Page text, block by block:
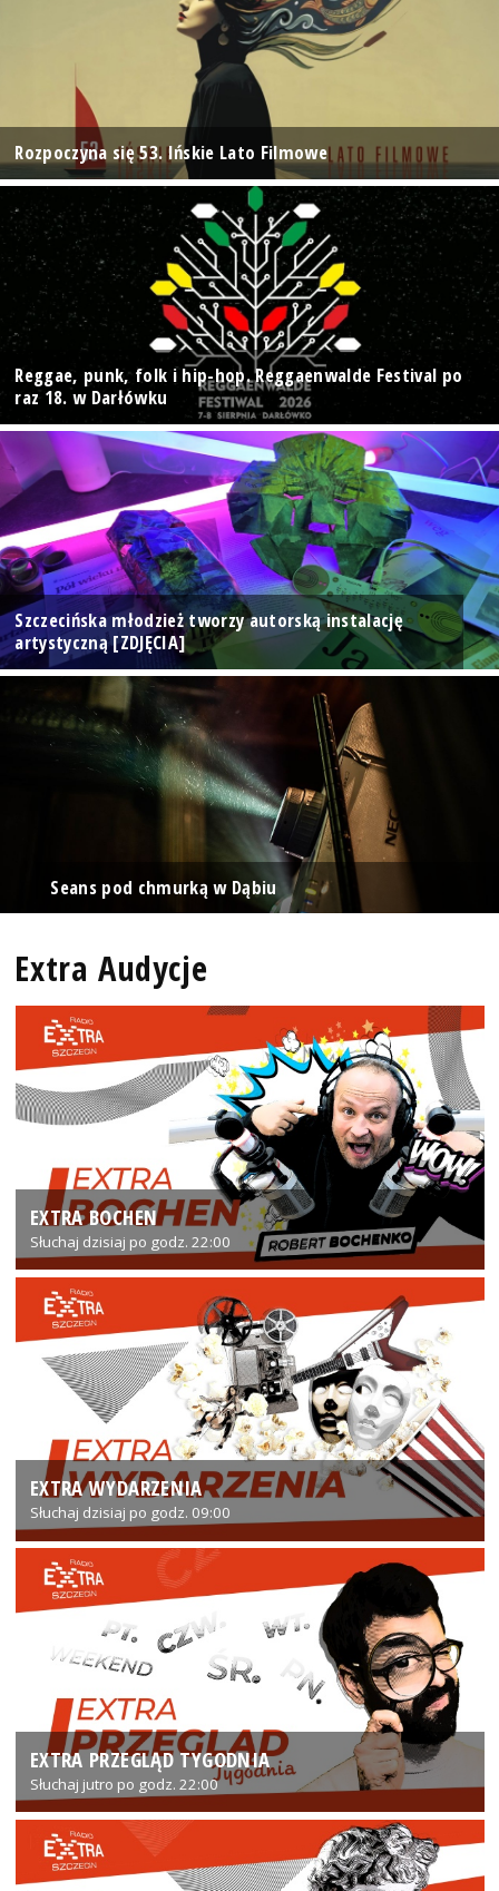
Rozpoczyna się 53. Ińskie Lato Filmowe
Reggae, punk, folk i hip-hop. Reggaenwalde Festival po
raz 18. w Darłówku
Szczecińska młodzież tworzy autorską instalację
artystyczną [ZDJĘCIA]
Seans pod chmurką w Dąbiu
Extra Audycje
EXTRA BOCHEN
Słuchaj dzisiaj po godz. 22:00
EXTRA WYDARZENIA
Słuchaj dzisiaj po godz. 09:00
EXTRA PRZEGLĄD TYGODNIA
Słuchaj jutro po godz. 22:00